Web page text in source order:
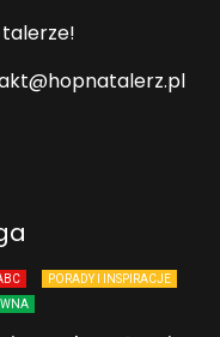
talerze!
PORADY I INSPIRACJE